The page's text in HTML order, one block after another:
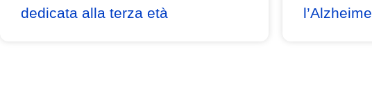
dedicata alla terza età